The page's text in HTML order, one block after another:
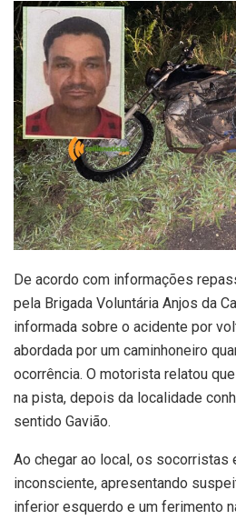
De acordo com informações
pela Brigada Voluntária Anjos da
informada sobre o acidente por
abordada por um caminhoneiro
ocorrência. O motorista relatou
na pista, depois da localidade
sentido Gavião.
Ao chegar ao local, os socorristas
inconsciente, apresentando
inferior esquerdo e um ferimento